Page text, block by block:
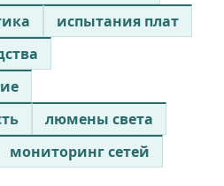
испытания плат
люмены света
мониторинг сетей